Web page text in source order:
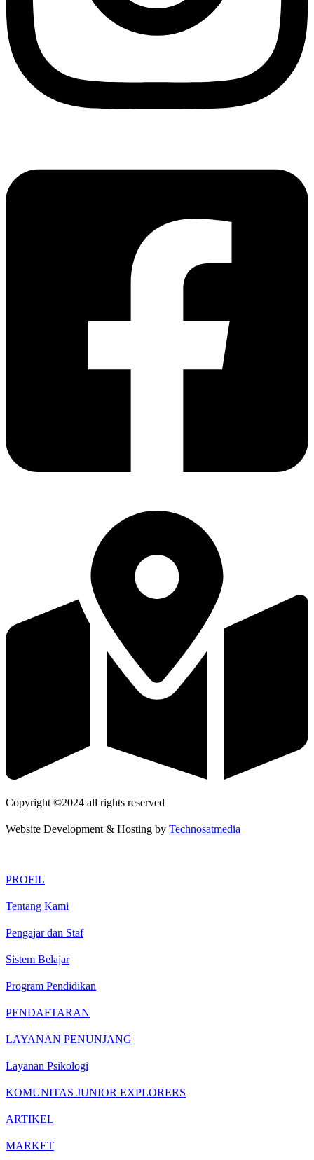
Copyright ©2024 all rights reserved
Website Development & Hosting by Technosatmedia
PROFIL
Tentang Kami
Pengajar dan Staf
Sistem Belajar
Program Pendidikan
PENDAFTARAN
LAYANAN PENUNJANG
Layanan Psikologi
KOMUNITAS JUNIOR EXPLORERS
ARTIKEL
MARKET